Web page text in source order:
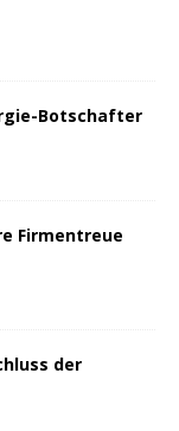
Botschafter
Firmentreue
der